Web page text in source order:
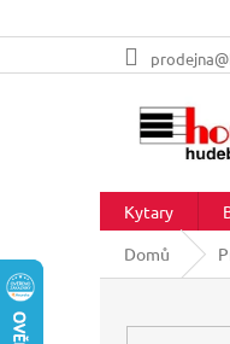
na
Kytary
Domů